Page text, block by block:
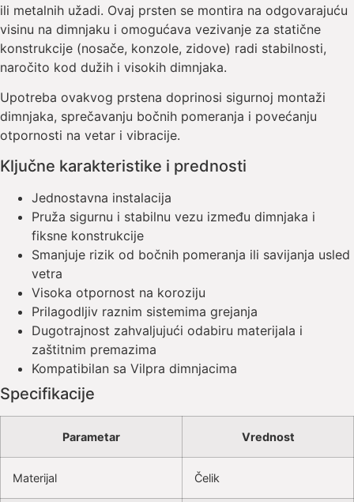
ili metalnih užadi. Ovaj prsten se montira na odgovarajuću
visinu na dimnjaku i omogućava vezivanje za statične
konstrukcije (nosače, konzole, zidove) radi stabilnosti,
naročito kod dužih i visokih dimnjaka.
Upotreba ovakvog prstena doprinosi sigurnoj montaži
dimnjaka, sprečavanju bočnih pomeranja i povećanju
otpornosti na vetar i vibracije.
Ključne karakteristike i prednosti
Jednostavna instalacija
Pruža sigurnu i stabilnu vezu između dimnjaka i
fiksne konstrukcije
Smanjuje rizik od bočnih pomeranja ili savijanja usled
vetra
Visoka otpornost na koroziju
Prilagodljiv raznim sistemima grejanja
Dugotrajnost zahvaljujući odabiru materijala i
zaštitnim premazima
Kompatibilan sa Vilpra dimnjacima
Specifikacije
Parametar Vrednost
Materijal Čelik